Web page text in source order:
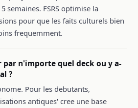
semaines. FSRS optimise la
pour que les faits culturels bien
frequemment.
par n'importe quel deck ou y a-
?
Pour les debutants,
antiques' cree une base